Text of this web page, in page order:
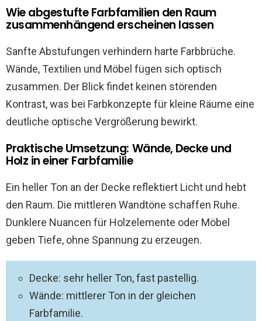
Wie abgestufte Farbfamilien den Raum
zusammenhängend erscheinen lassen
Sanfte Abstufungen verhindern harte Farbbrüche.
Wände, Textilien und Möbel fügen sich optisch
zusammen. Der Blick findet keinen störenden
Kontrast, was bei Farbkonzepte für kleine Räume eine
deutliche optische Vergrößerung bewirkt.
Praktische Umsetzung: Wände, Decke und
Holz in einer Farbfamilie
Ein heller Ton an der Decke reflektiert Licht und hebt
den Raum. Die mittleren Wandtöne schaffen Ruhe.
Dunklere Nuancen für Holzelemente oder Möbel
geben Tiefe, ohne Spannung zu erzeugen.
Decke: sehr heller Ton, fast pastellig.
Wände: mittlerer Ton in der gleichen
Farbfamilie.